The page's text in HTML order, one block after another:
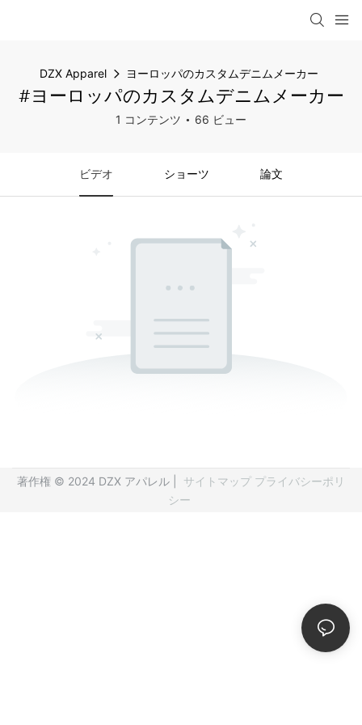
DZX Apparel ヨーロッパのカスタムデニムメーカー
#ヨーロッパのカスタムデニムメーカー
1 コンテンツ 66 ビュー
ビデオ ショーツ 論文
著作権 © 2024 DZX アパレル | サイトマップ プライバシーポリ
シー